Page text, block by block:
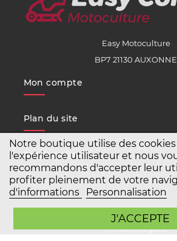
Notre boutique utilise des
l'expérience utilisateur et nous
recommandons d'accepter leur
profiter pleinement de votre
d'informations
Personnalisation
J'ACCEPTE
Easy Motoculture
BP7 21130 AUXONNE
Mon compte
Plan du site
Service client
Copyright Easy Motoculture
Mentions légales